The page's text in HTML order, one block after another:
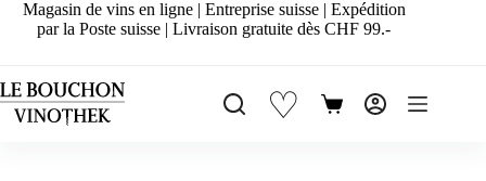
PasserMagasin de vins en ligne | Entreprise suisse | Expédition
par la Poste suisse | Livraison gratuite dès CHF 99.-
♡
Panier